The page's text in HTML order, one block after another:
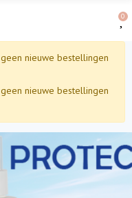
0
nieuwe bestellingen
nieuwe bestellingen